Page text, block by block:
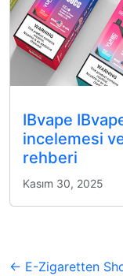
IBvape
incelemesi
rehberi
Kasım 30, 2025
← E-Zigaretten